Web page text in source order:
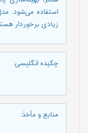
استفاده می‌شود.
زیادی برخوردار
چکیده انگلیسی:
منابع و مأخذ: